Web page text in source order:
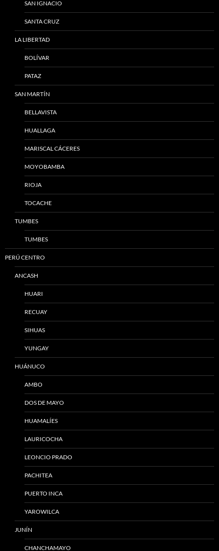
SAN IGNACIO
SANTA CRUZ
LA LIBERTAD
BOLÍVAR
PATAZ
SAN MARTÍN
BELLAVISTA
HUALLAGA
MARISCAL CÁCERES
MOYOBAMBA
RIOJA
TOCACHE
TUMBES
TUMBES
PERÚ CENTRO
ANCASH
HUARI
RECUAY
SIHUAS
YUNGAY
HUÁNUCO
AMBO
DOS DE MAYO
HUAMALÍES
LAURICOCHA
LEONCIO PRADO
PACHITEA
PUERTO INCA
YAROWILCA
JUNÍN
CHANCHAMAYO